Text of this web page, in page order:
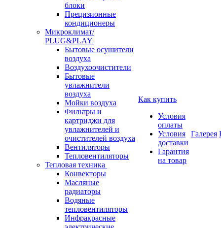
блоки
Прецизионные
кондиционеры
Микроклимат/
PLUG&PLAY
Бытовые осушители
воздуха
Воздухоочистители
Бытовые
увлажнители
воздуха
Мойки воздуха
Фильтры и
картриджи для
увлажнителей и
очистителей воздуха
Вентиляторы
Тепловентиляторы
Тепловая техника
Конвекторы
Масляные
радиаторы
Водяные
тепловентиляторы
Инфракрасные
Как купить
Условия
оплаты
Условия
доставки
Гарантия
на товар
Галерея